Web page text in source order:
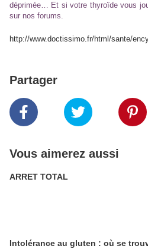
déprimée… Et si votre thyroïde vous
sur nos forums.
http://www.doctissimo.fr/html/sante/
Partager
Vous aimerez aussi
ARRET TOTAL
Intolérance au gluten : où se